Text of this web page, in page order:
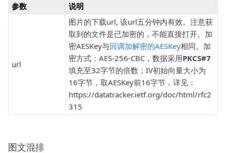
参数 说明
url
图片的下载url, 该url五分钟内有效。注意获
取到的文件是已加密的，不能直接打开。加
密AESKey与回调加解密的AESKey相同。加
密方式：AES-256-CBC，数据采用PKCS#7
填充至32字节的倍数；IV初始向量大小为
16字节，取AESKey前16字节，详见：
https://datatracker.ietf.org/doc/html/rfc2
315
图文混排